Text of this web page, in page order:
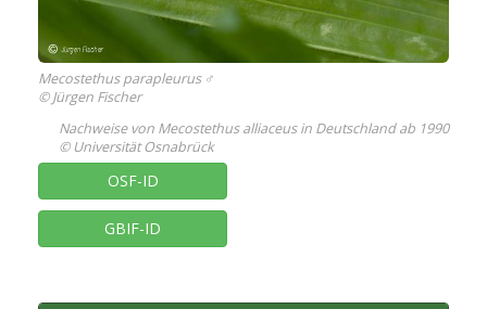
Mecostethus parapleurus ♂
© Jürgen Fischer
Nachweise von Mecostethus alliaceus in Deutschland ab 1990
© Universität Osnabrück
OSF-ID
GBIF-ID